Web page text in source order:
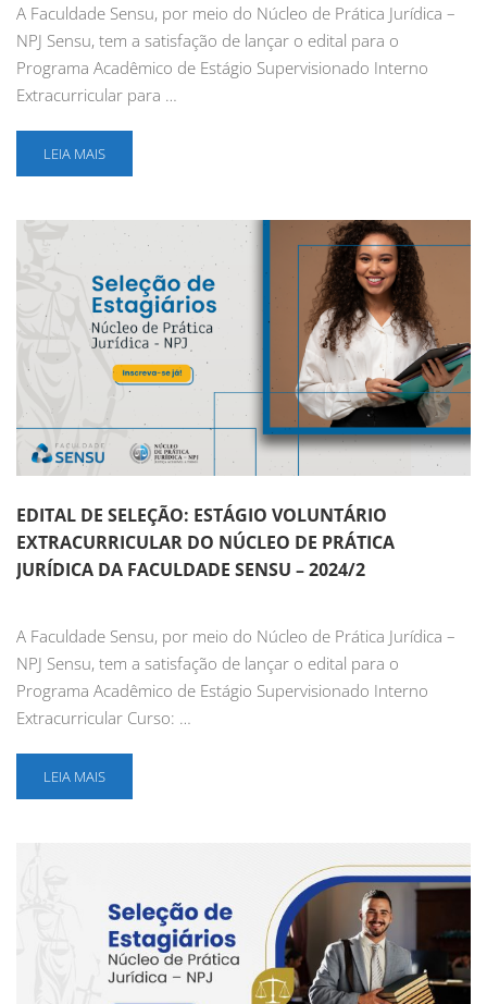
A Faculdade Sensu, por meio do Núcleo de Prática Jurídica –
NPJ Sensu, tem a satisfação de lançar o edital para o
Programa Acadêmico de Estágio Supervisionado Interno
Extracurricular para …
LEIA MAIS
EDITAL DE SELEÇÃO: ESTÁGIO VOLUNTÁRIO
EXTRACURRICULAR DO NÚCLEO DE PRÁTICA
JURÍDICA DA FACULDADE SENSU – 2024/2
A Faculdade Sensu, por meio do Núcleo de Prática Jurídica –
NPJ Sensu, tem a satisfação de lançar o edital para o
Programa Acadêmico de Estágio Supervisionado Interno
Extracurricular Curso: …
LEIA MAIS